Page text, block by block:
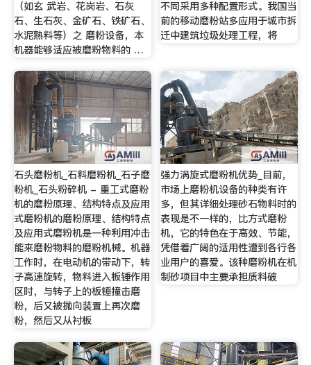
（如玄 武岩、花岗岩、石灰
石、生石灰、金矿石、铁矿石、
水泥熟料等）之 磨粉设备，本
机器能够适应被磨粉物料的 …
不同采用多种配置形式。我国当
前的移动磨粉站多应用于城市拆
迁中建筑垃圾处理工程，将
石头磨粉机_石料磨粉机_石子磨
粉机_石头粉碎机 - 重工式磨粉
机的磨粉原理、结构特点及应用
式磨粉机的磨粉原理、结构特点
及应用式磨粉机是一种利用冲击
能来磨粉物料的磨粉机械。机器
工作时，在电动机的带动下，转
子高速旋转，物料进入板锤作用
区时，与转子上的板锤撞击磨
粉，后又被抛向装置上再次磨
粉，然后又从衬板
强力涡旋式磨粉机优势_目前，
市场上磨粉机设备的种类有许
多，但其详细处理砂石物料时的
表现是不一样的，比方式磨粉
机，它的特色在于高效、节能，
凭借着广阔的适用性遭到各行各
业用户的喜爱。该种磨粉机在机
制砂项目中主要承担质料破